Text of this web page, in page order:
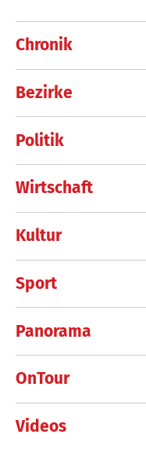
Chronik
Bezirke
Politik
Wirtschaft
Kultur
Sport
Panorama
OnTour
Videos